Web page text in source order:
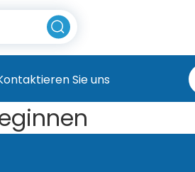
Sie uns